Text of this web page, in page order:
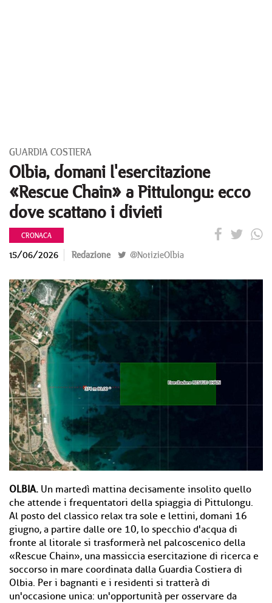
GUARDIA COSTIERA
Olbia, domani l'esercitazione
«Rescue Chain» a Pittulongu: ecco
dove scattano i divieti
CRONACA
15/06/2026 Redazione @NotizieOlbia
OLBIA. Un martedì mattina decisamente insolito quello
che attende i frequentatori della spiaggia di Pittulongu.
Al posto del classico relax tra sole e lettini, domani 16
giugno, a partire dalle ore 10, lo specchio d'acqua di
fronte al litorale si trasformerà nel palcoscenico della
«Rescue Chain», una massiccia esercitazione di ricerca e
soccorso in mare coordinata dalla Guardia Costiera di
Olbia. Per i bagnanti e i residenti si tratterà di
un'occasione unica: un'opportunità per osservare da